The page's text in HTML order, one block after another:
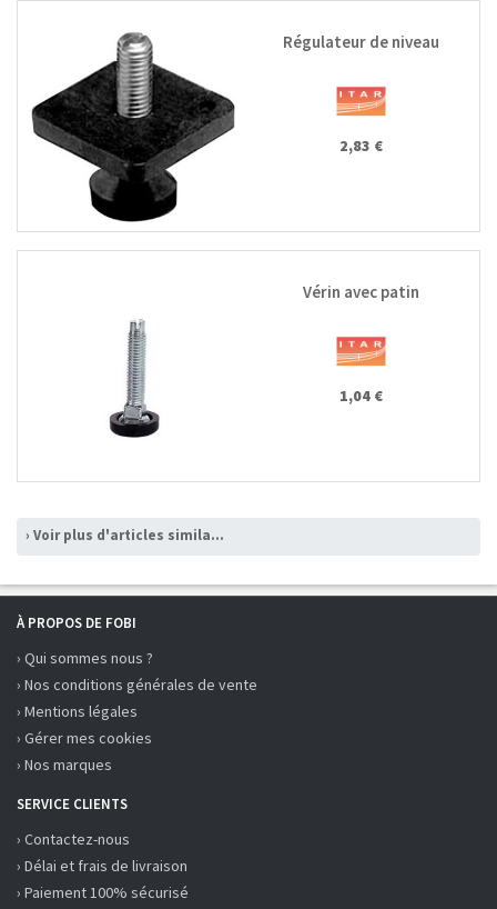
Régulateur de niveau
2,83 €
Vérin avec patin
1,04 €
› Voir plus d'articles similaires
À PROPOS DE FOBI
› Qui sommes nous ?
› Nos conditions générales de vente
› Mentions légales
› Gérer mes cookies
› Nos marques
SERVICE CLIENTS
› Contactez-nous
› Délai et frais de livraison
› Paiement 100% sécurisé